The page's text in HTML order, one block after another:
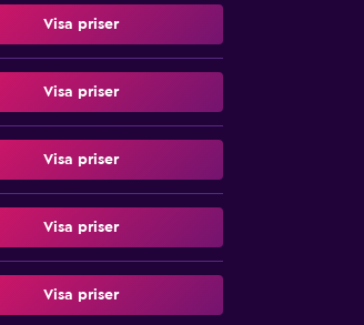
Visa priser
Visa priser
Visa priser
Visa priser
Visa priser